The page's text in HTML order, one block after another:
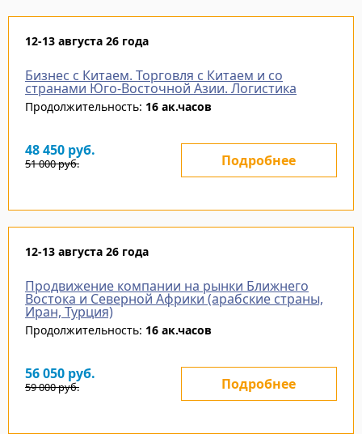
12-13 августа 26 года
Бизнес с Китаем. Торговля с Китаем и со
странами Юго-Восточной Азии. Логистика
Продолжительность: 16 ак.часов
48 450 руб.
51 000руб. Подробнее
12-13 августа 26 года
Продвижение компании на рынки Ближнего
Востока и Северной Африки (арабские страны,
Иран, Турция)
Продолжительность: 16 ак.часов
56 050 руб.
59 000руб. Подробнее